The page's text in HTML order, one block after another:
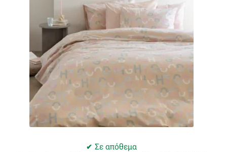
Οργάντζα
Οργάντζα διπλή
Οργάντζα με κέντημα
Οργάντζα με ταφτά
Σε απόθεμα